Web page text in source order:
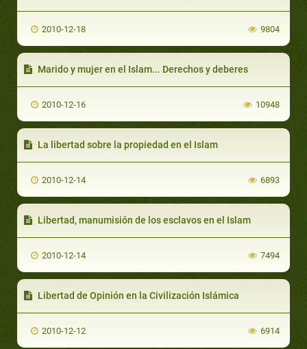
2010-12-18 9804
Marido y mujer en el Islam... Derechos y deberes
2010-12-16 10948
La libertad sobre la propiedad en el Islam
2010-12-14 6893
Libertad, manumisión de los esclavos en el Islam
2010-12-14 7494
Libertad de Opinión en la Civilización Islámica
2010-12-12 6914